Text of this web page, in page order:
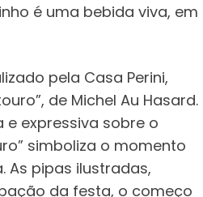
é uma bebida viva, em
pela Casa Perini,
de Michel Au Hasard.
expressiva sobre o
simboliza o momento
As pipas ilustradas,
da festa, o começo